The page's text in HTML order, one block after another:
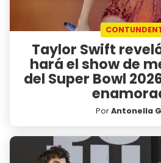
Taylor Swift
hará el show de
del Super Bowl
PorAntonella